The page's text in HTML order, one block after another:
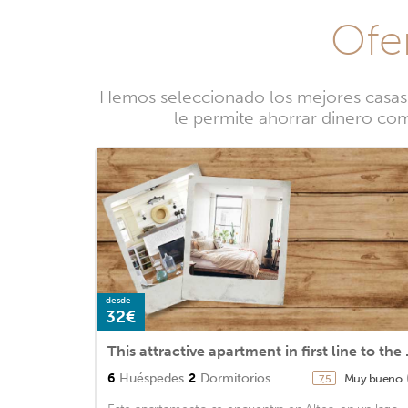
Hemos seleccionado los mejores
le permite ahorrar dinero
desde
32€
This
6 Huéspedes 2 Dormitorios 7,5 Muy bueno